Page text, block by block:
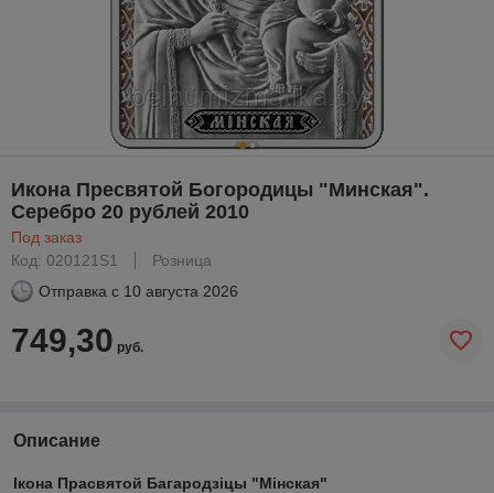
Икона Пресвятой Богородицы "Минская".
Серебро 20 рублей 2010
Под заказ
Код: 020121S1
Розница
Отправка с 10 августа 2026
749,30 руб.
Описание
Ікона Прасвятой Багародзіцы "Мінская"